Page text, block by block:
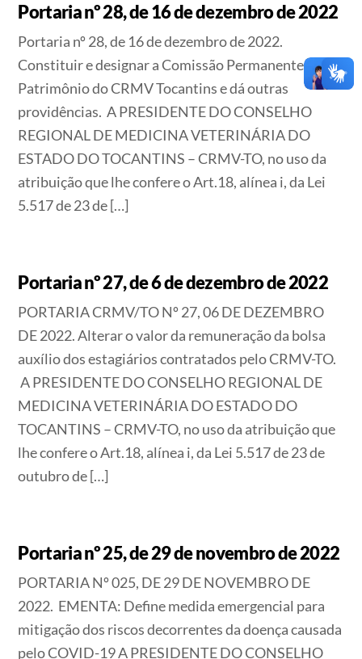
Portaria nº 28, de 16 de dezembro de 2022
Portaria nº 28, de 16 de dezembro de 2022.
Constituir e designar a Comissão Permanente de
Patrimônio do CRMV Tocantins e dá outras
providências. A PRESIDENTE DO CONSELHO
REGIONAL DE MEDICINA VETERINÁRIA DO
ESTADO DO TOCANTINS – CRMV-TO, no uso da
atribuição que lhe confere o Art.18, alínea i, da Lei
5.517 de 23 de […]
Portaria nº 27, de 6 de dezembro de 2022
PORTARIA CRMV/TO Nº 27, 06 DE DEZEMBRO
DE 2022. Alterar o valor da remuneração da bolsa
auxílio dos estagiários contratados pelo CRMV-TO.
A PRESIDENTE DO CONSELHO REGIONAL DE
MEDICINA VETERINÁRIA DO ESTADO DO
TOCANTINS – CRMV-TO, no uso da atribuição que
lhe confere o Art.18, alínea i, da Lei 5.517 de 23 de
outubro de […]
Portaria nº 25, de 29 de novembro de 2022
PORTARIA Nº 025, DE 29 DE NOVEMBRO DE
2022. EMENTA: Define medida emergencial para
mitigação dos riscos decorrentes da doença causada
pelo COVID-19 A PRESIDENTE DO CONSELHO